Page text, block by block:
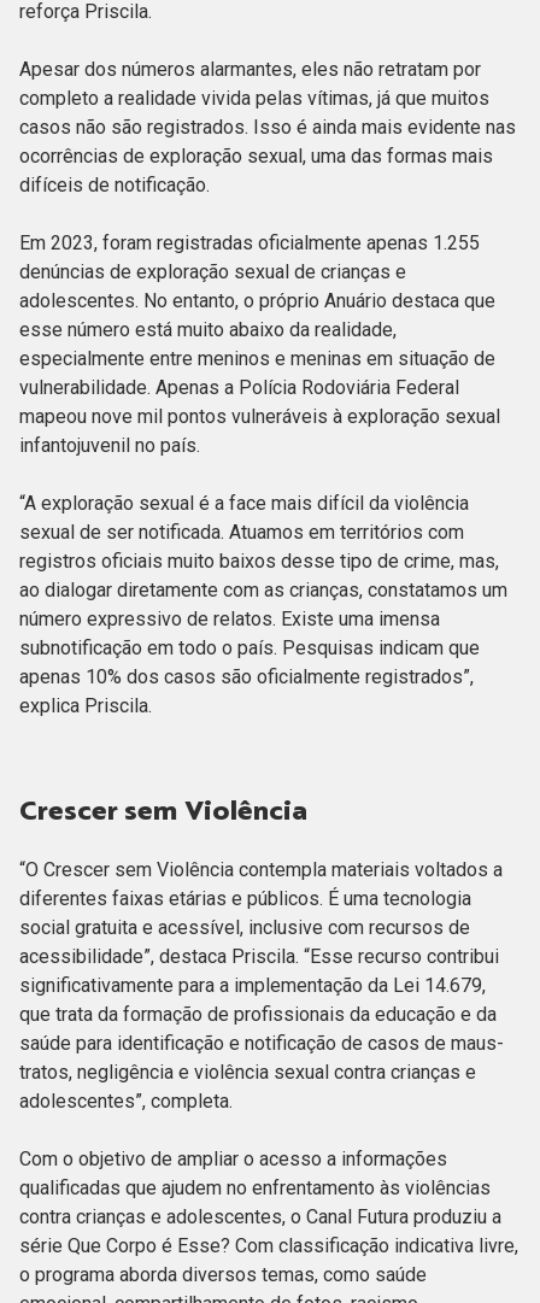
reforça Priscila.
Apesar dos números alarmantes, eles não retratam por
completo a realidade vivida pelas vítimas, já que muitos
casos não são registrados. Isso é ainda mais evidente nas
ocorrências de exploração sexual, uma das formas mais
difíceis de notificação.
Em 2023, foram registradas oficialmente apenas 1.255
denúncias de exploração sexual de crianças e
adolescentes. No entanto, o próprio Anuário destaca que
esse número está muito abaixo da realidade,
especialmente entre meninos e meninas em situação de
vulnerabilidade. Apenas a Polícia Rodoviária Federal
mapeou nove mil pontos vulneráveis à exploração sexual
infantojuvenil no país.
“A exploração sexual é a face mais difícil da violência
sexual de ser notificada. Atuamos em territórios com
registros oficiais muito baixos desse tipo de crime, mas,
ao dialogar diretamente com as crianças, constatamos um
número expressivo de relatos. Existe uma imensa
subnotificação em todo o país. Pesquisas indicam que
apenas 10% dos casos são oficialmente registrados”,
explica Priscila.
Crescer sem Violência
“O Crescer sem Violência contempla materiais voltados a
diferentes faixas etárias e públicos. É uma tecnologia
social gratuita e acessível, inclusive com recursos de
acessibilidade”, destaca Priscila. “Esse recurso contribui
significativamente para a implementação da Lei 14.679,
que trata da formação de profissionais da educação e da
saúde para identificação e notificação de casos de maus-
tratos, negligência e violência sexual contra crianças e
adolescentes”, completa.
Com o objetivo de ampliar o acesso a informações
qualificadas que ajudem no enfrentamento às violências
contra crianças e adolescentes, o Canal Futura produziu a
série Que Corpo é Esse? Com classificação indicativa livre,
o programa aborda diversos temas, como saúde